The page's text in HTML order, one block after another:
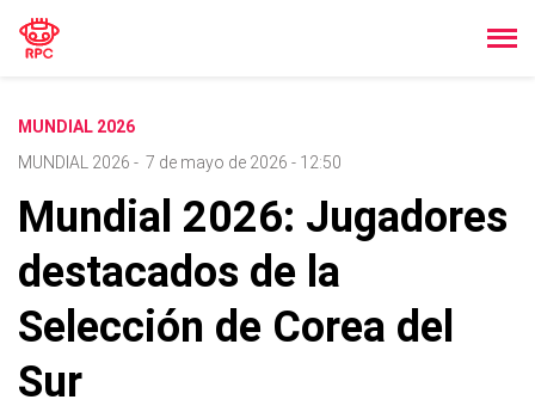
MUNDIAL 2026
MUNDIAL 2026 - 7 de mayo de 2026 - 12:50
Mundial 2026: Jugadores
destacados de la
Selección de Corea del
Sur